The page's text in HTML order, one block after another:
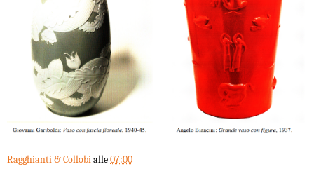
Ragghianti & Collobialle07:00